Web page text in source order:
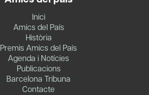
Inici
Amics del País
Història
Premis Amics del País
Agenda i Notícies
Publicacions
Barcelona Tribuna
Contacte